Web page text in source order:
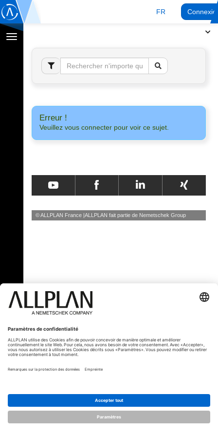
FR
Afficher
Erreur !
Veuillez vous connecter pour voir ce sujet.
© ALLPLAN France ALLPLAN fait partie de Nemetschek Group